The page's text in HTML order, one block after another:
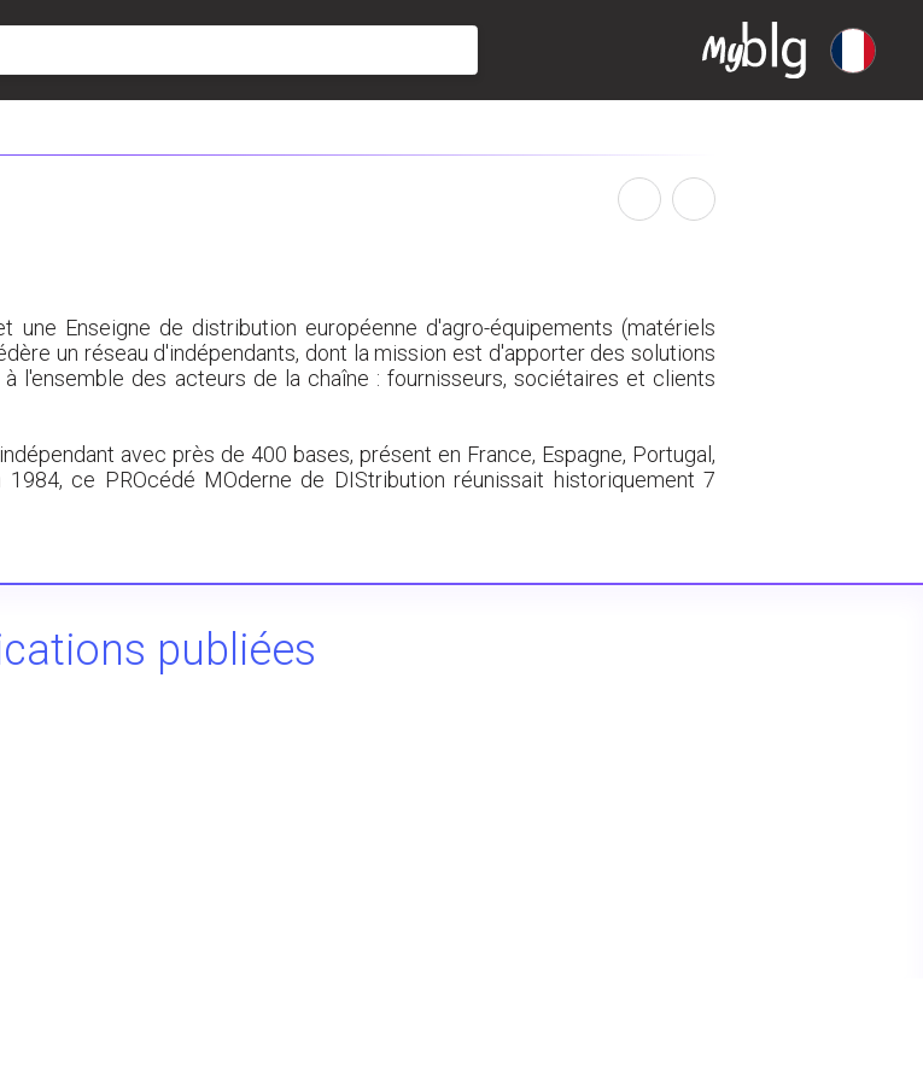
Enseigne de distribution européenne d'agro-équipements (matériels
un réseau d'indépendants, dont la mission est d'apporter des solutions
l'ensemble des acteurs de la chaîne : fournisseurs, sociétaires et clients
avec près de 400 bases, présent en France, Espagne, Portugal,
ce PROcédé MOderne de DIStribution réunissait historiquement 7
publiées